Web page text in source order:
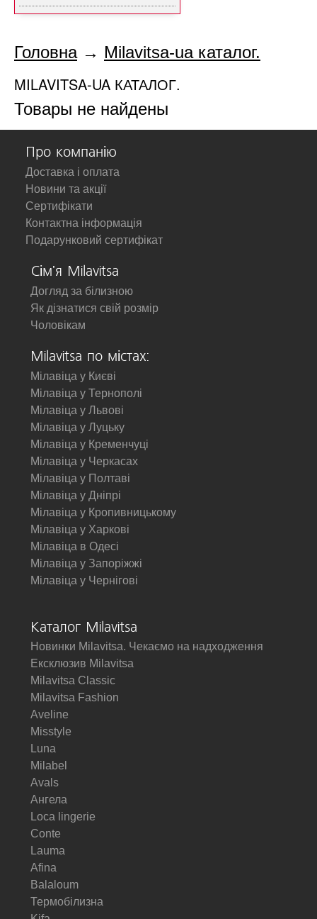
Головна→ Milavitsa-ua каталог.
MILAVITSA-UA КАТАЛОГ.
Товары не найдены
Про компанію
Доставка і оплата
Новини та акції
Сертифікати
Контактна інформація
Подарунковий сертифікат
Сім'я Milavitsa
Догляд за білизною
Як дізнатися свій розмір
Чоловікам
Milavitsa по містах:
Мілавіца у Києві
Мілавіца у Тернополі
Мілавіца у Львові
Мілавіца у Луцьку
Мілавіца у Кременчуці
Мілавіца у Черкасах
Мілавіца у Полтаві
Мілавіца у Дніпрі
Мілавіца у Кропивницькому
Мілавіца у Харкові
Мілавіца в Одесі
Мілавіца у Запоріжжі
Мілавіца у Чернігові
Каталог Milavitsa
Новинки Milavitsa. Чекаємо на надходження
Ексклюзив Milavitsa
Milavitsa Classic
Milavitsa Fashion
Aveline
Misstyle
Luna
Milabel
Avals
Ангела
Loca lingerie
Conte
Lauma
Afina
Balaloum
Термобілизна